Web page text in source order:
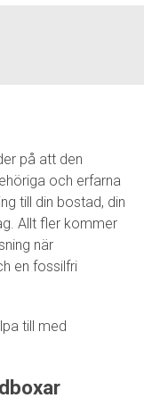
på att den
och erfarna
till din bostad, din
Allt fler kommer
när
en fossilfri
till med